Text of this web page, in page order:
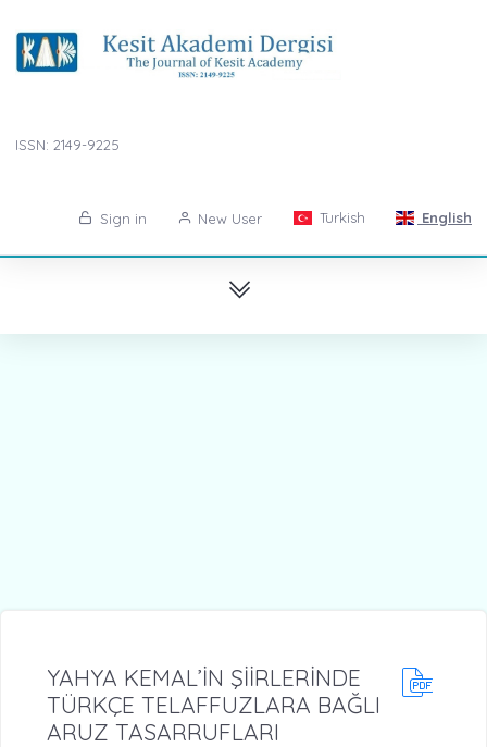
ISSN: 2149-9225
Sign in New User Turkish English
YAHYA KEMAL’İN ŞİİRLERİNDE
TÜRKÇE TELAFFUZLARA BAĞLI
ARUZ TASARRUFLARI